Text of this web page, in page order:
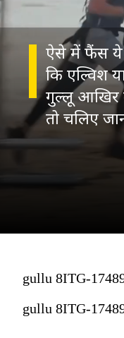
ऐसे में फैंस ये
कि एल्विश
गुल्लू आखिर
तो चलिए
gullu 8ITG-
gullu 8ITG-